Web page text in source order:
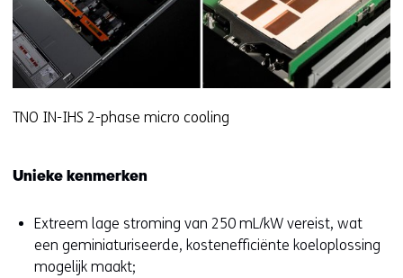
TNO IN-IHS 2-phase micro cooling
Unieke kenmerken
Extreem lage stroming van 250 mL/kW vereist, wat
een geminiaturiseerde, kostenefficiënte koeloplossing
mogelijk maakt;